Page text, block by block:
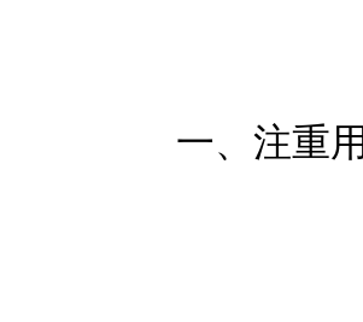
一、注重用